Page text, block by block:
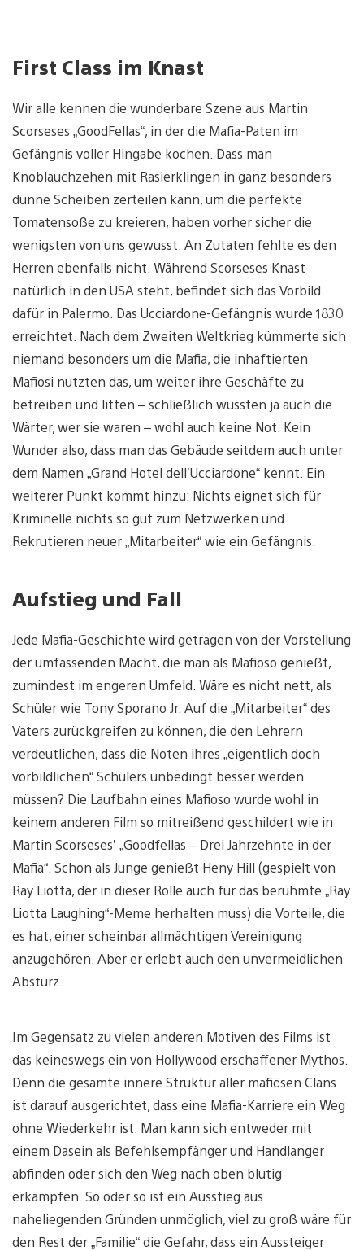
First Class im Knast
Wir alle kennen die wunderbare Szene aus Martin
Scorseses „GoodFellas“, in der die Mafia-Paten im
Gefängnis voller Hingabe kochen. Dass man
Knoblauchzehen mit Rasierklingen in ganz besonders
dünne Scheiben zerteilen kann, um die perfekte
Tomatensoße zu kreieren, haben vorher sicher die
wenigsten von uns gewusst. An Zutaten fehlte es den
Herren ebenfalls nicht. Während Scorseses Knast
natürlich in den USA steht, befindet sich das Vorbild
dafür in Palermo. Das Ucciardone-Gefängnis wurde 1830
erreichtet. Nach dem Zweiten Weltkrieg kümmerte sich
niemand besonders um die Mafia, die inhaftierten
Mafiosi nutzten das, um weiter ihre Geschäfte zu
betreiben und litten – schließlich wussten ja auch die
Wärter, wer sie waren – wohl auch keine Not. Kein
Wunder also, dass man das Gebäude seitdem auch unter
dem Namen „Grand Hotel dell’Ucciardone“ kennt. Ein
weiterer Punkt kommt hinzu: Nichts eignet sich für
Kriminelle nichts so gut zum Netzwerken und
Rekrutieren neuer „Mitarbeiter“ wie ein Gefängnis.
Aufstieg und Fall
Jede Mafia-Geschichte wird getragen von der Vorstellung
der umfassenden Macht, die man als Mafioso genießt,
zumindest im engeren Umfeld. Wäre es nicht nett, als
Schüler wie Tony Sporano Jr. Auf die „Mitarbeiter“ des
Vaters zurückgreifen zu können, die den Lehrern
verdeutlichen, dass die Noten ihres „eigentlich doch
vorbildlichen“ Schülers unbedingt besser werden
müssen? Die Laufbahn eines Mafioso wurde wohl in
keinem anderen Film so mitreißend geschildert wie in
Martin Scorseses’ „Goodfellas – Drei Jahrzehnte in der
Mafia“. Schon als Junge genießt Heny Hill (gespielt von
Ray Liotta, der in dieser Rolle auch für das berühmte „Ray
Liotta Laughing“-Meme herhalten muss) die Vorteile, die
es hat, einer scheinbar allmächtigen Vereinigung
anzugehören. Aber er erlebt auch den unvermeidlichen
Absturz.
Im Gegensatz zu vielen anderen Motiven des Films ist
das keineswegs ein von Hollywood erschaffener Mythos.
Denn die gesamte innere Struktur aller mafiösen Clans
ist darauf ausgerichtet, dass eine Mafia-Karriere ein Weg
ohne Wiederkehr ist. Man kann sich entweder mit
einem Dasein als Befehlsempfänger und Handlanger
abfinden oder sich den Weg nach oben blutig
erkämpfen. So oder so ist ein Ausstieg aus
naheliegenden Gründen unmöglich, viel zu groß wäre für
den Rest der „Familie“ die Gefahr, dass ein Aussteiger